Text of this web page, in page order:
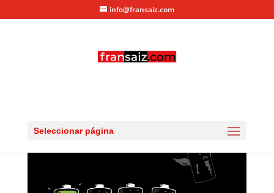
info@fransaiz.com
Seleccionar página